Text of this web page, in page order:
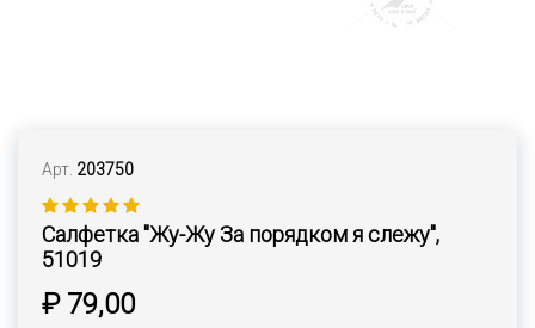
Арт. 203750
Салфетка "Жу-Жу За порядком я слежу",
51019
₽ 79,00